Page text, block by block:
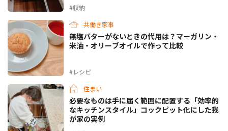
#収納
共働き家事
#レシピ
無塩バターがないときの代用は？マーガリン・
米油・オリーブオイルで作って比較
住まい
必要なものは手に届く範囲に配置する「効率的
なキッチンスタイル」コックピット化にした我
が家の実例